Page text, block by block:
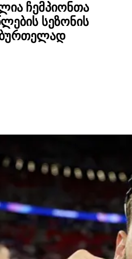
ჩემპიონთა
სეზონის